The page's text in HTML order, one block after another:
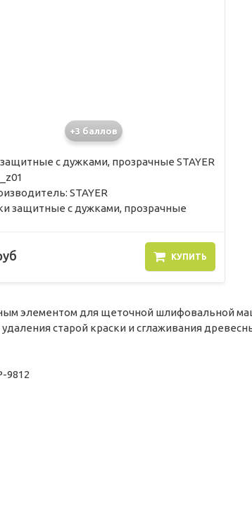
+3 баллов
с дужками, прозрачные STAYER
STAYER
защитные с дужками, прозрачные
КУПИТЬ
элементом для щеточной шлифовальной
старой краски и сглаживания
9812